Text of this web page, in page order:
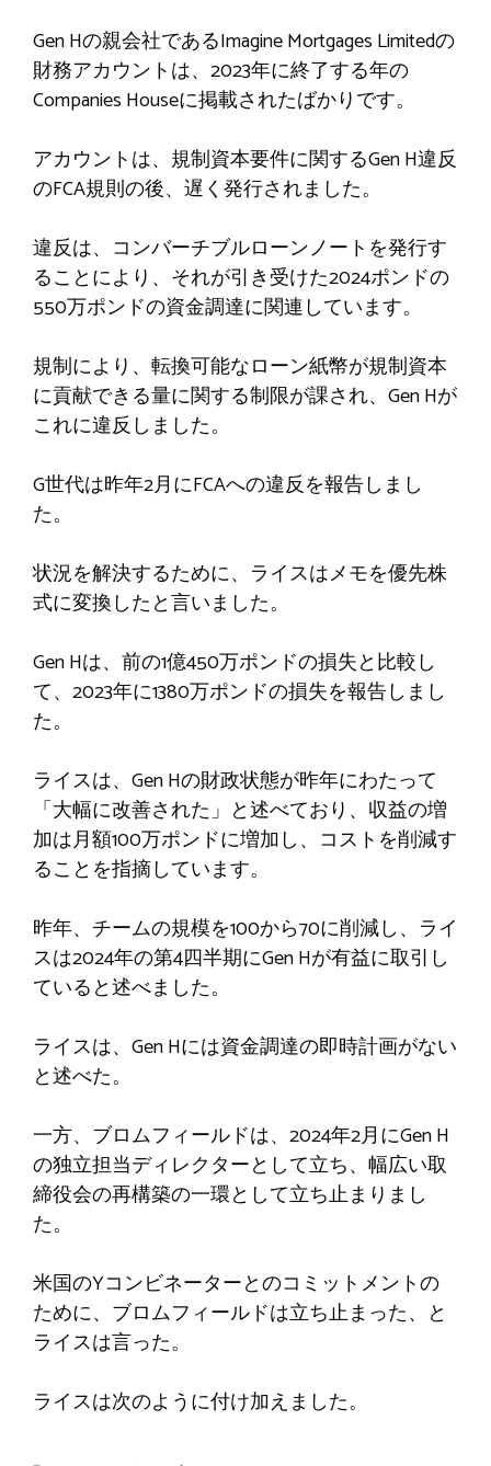
Gen Hの親会社であるImagine Mortgages Limitedの
財務アカウントは、2023年に終了する年の
Companies Houseに掲載されたばかりです。
アカウントは、規制資本要件に関するGen H違反
のFCA規則の後、遅く発行されました。
違反は、コンバーチブルローンノートを発行す
ることにより、それが引き受けた2024ポンドの
550万ポンドの資金調達に関連しています。
規制により、転換可能なローン紙幣が規制資本
に貢献できる量に関する制限が課され、Gen Hが
これに違反しました。
G世代は昨年2月にFCAへの違反を報告しまし
た。
状況を解決するために、ライスはメモを優先株
式に変換したと言いました。
Gen Hは、前の1億450万ポンドの損失と比較し
て、2023年に1380万ポンドの損失を報告しまし
た。
ライスは、Gen Hの財政状態が昨年にわたって
「大幅に改善された」と述べており、収益の増
加は月額100万ポンドに増加し、コストを削減す
ることを指摘しています。
昨年、チームの規模を100から70に削減し、ライ
スは2024年の第4四半期にGen Hが有益に取引し
ていると述べました。
ライスは、Gen Hには資金調達の即時計画がない
と述べた。
一方、ブロムフィールドは、2024年2月にGen H
の独立担当ディレクターとして立ち、幅広い取
締役会の再構築の一環として立ち止まりまし
た。
米国のYコンビネーターとのコミットメントの
ために、ブロムフィールドは立ち止まった、と
ライスは言った。
ライスは次のように付け加えました。